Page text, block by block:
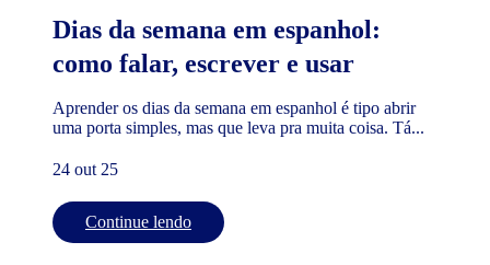
Dias da semana em espanhol:
como falar, escrever e usar
Aprender os dias da semana em espanhol é tipo abrir
uma porta simples, mas que leva pra muita coisa. Tá...
24 out 25
Continue lendo